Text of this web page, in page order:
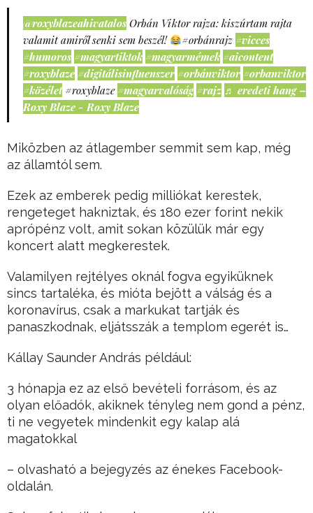
@roxyblazeahivatalos Orbán Viktor rajza: kiszúrtam rajta
valamit amiről senki sem beszél!
#orbánrajz #vicces
#humoros #magyartiktok #magyarmémek #aicontent
#roxyblaze #digitálisinfluenszer #orbánviktor #orbanviktor
#közélet #roxyblaze #magyarvalóság #rajz ♬ eredeti hang –
Roxy Blaze - Roxy Blaze
Miközben az átlagember semmit sem kap, még
az államtól sem.
Ezek az emberek pedig milliókat kerestek,
rengeteget hakniztak, és 180 ezer forint nekik
aprópénz volt, amit sokan közülük már egy
koncert alatt megkerestek.
Valamilyen rejtélyes oknál fogva egyiküknek
sincs tartaléka, és mióta bejött a válság és a
koronavírus, csak a markukat tartják és
panaszkodnak, eljátsszák a templom egerét is…
Kállay Saunder András például:
3 hónapja ez az első bevételi forrásom, és az
olyan előadók, akiknek tényleg nem gond a pénz,
ti ne vegyetek mindenkit egy kalap alá
magatokkal
– olvasható a bejegyzés az énekes Facebook-
oldalán.